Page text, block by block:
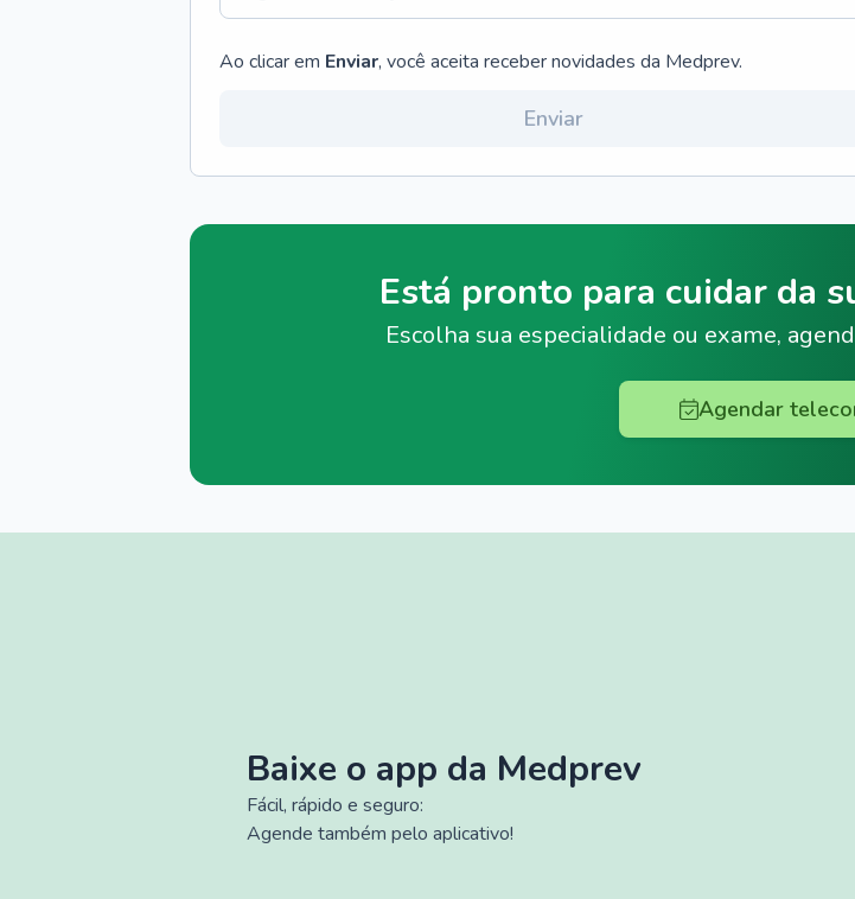
Ao clicar em Enviar, você aceita receber novidades da Medprev.
Enviar
Está pronto para cuidar da
Escolha sua especialidade ou exame,
Agendar
Baixe o app da Medprev
Fácil, rápido e seguro:
Agende também pelo aplicativo!